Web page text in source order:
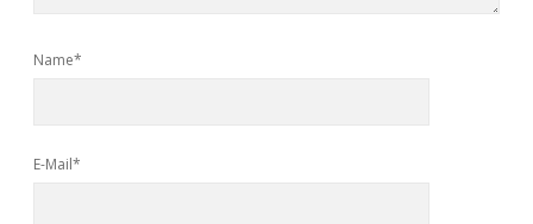
Name*
E-Mail*